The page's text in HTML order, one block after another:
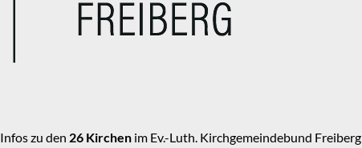
Infos zu den 26 Kirchen im Ev.-Luth. Kirchgemeindebund